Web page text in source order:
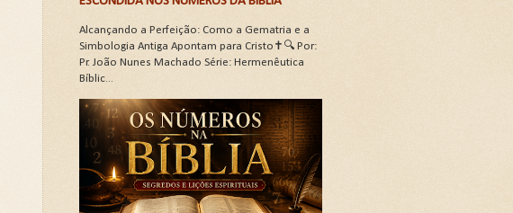
Alcançando a Perfeição: Como a Gematria e a
Simbologia Antiga Apontam para Cristo✝️🔍 Por:
Pr. João Nunes Machado Série: Hermenêutica
Bíblic...